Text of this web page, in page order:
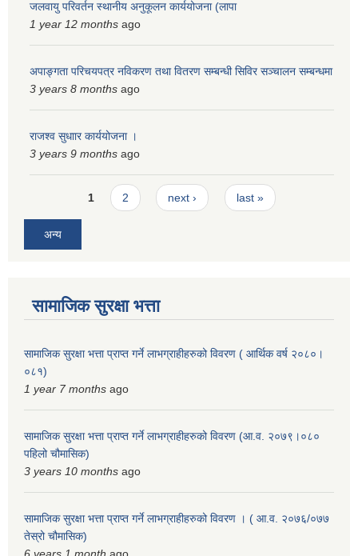
जलवायु परिवर्तन स्थानीय अनुकूलन कार्ययोजना (लापा
1 year 12 months ago
अपाङ्गता परिचयपत्र नविकरण तथा वितरण सम्बन्धी सिविर सञ्चालन सम्बन्धमा
3 years 8 months ago
राजश्व सुधाार कार्ययोजना ।
3 years 9 months ago
Pages1 2 next › last »
अन्य
सामाजिक सुरक्षा भत्ता
सामाजिक सुरक्षा भत्ता प्राप्त गर्ने लाभग्राहीहरुको विवरण ( आर्थिक वर्ष २०८०।
०८१)
1 year 7 months ago
सामाजिक सुरक्षा भत्ता प्राप्त गर्ने लाभग्राहीहरुको विवरण (आ.व. २०७९।०८०
पहिलो चौमासिक)
3 years 10 months ago
सामाजिक सुरक्षा भत्ता प्राप्त गर्ने लाभग्राहीहरुको विवरण । ( आ.व. २०७६/०७७
तेस्रो चौमासिक)